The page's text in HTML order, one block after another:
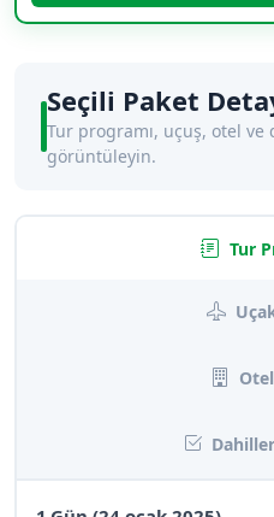
Seçili Paket
Tur programı, uçuş, otel
görüntüleyin.
Tur